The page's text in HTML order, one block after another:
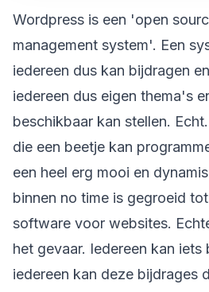
Wordpress is een 'open
management system'. Een
iedereen dus kan bijdragen
iedereen dus eigen thema's
beschikbaar kan stellen.
die een beetje kan
een heel erg mooi en
binnen no time is gegroeid
software voor websites.
het gevaar. Iedereen kan iets
iedereen kan deze bijdrages